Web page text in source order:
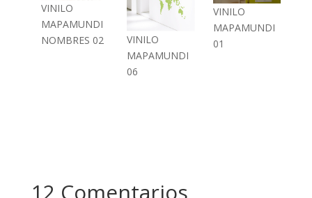
VINILO
MAPAMUNDI
NOMBRES 02
VINILO
MAPAMUNDI
06
VINILO
MAPAMUNDI
01
12 Comentarios